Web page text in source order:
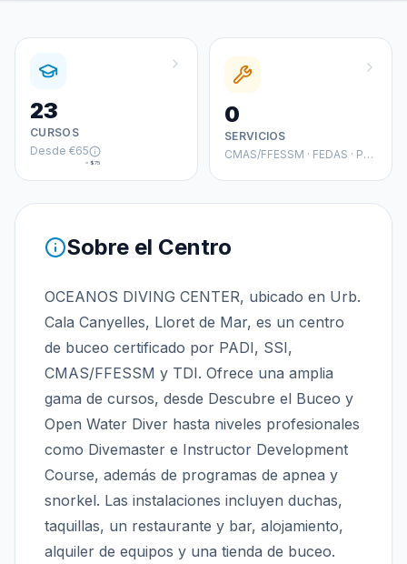
23
CURSOS
Desde €65
≈ $75
0
SERVICIOS
CMAS/FFESSM · FEDAS · PADI
Sobre el Centro
OCEANOS DIVING CENTER, ubicado en Urb.
Cala Canyelles, Lloret de Mar, es un centro
de buceo certificado por PADI, SSI,
CMAS/FFESSM y TDI. Ofrece una amplia
gama de cursos, desde Descubre el Buceo y
Open Water Diver hasta niveles profesionales
como Divemaster e Instructor Development
Course, además de programas de apnea y
snorkel. Las instalaciones incluyen duchas,
taquillas, un restaurante y bar, alojamiento,
alquiler de equipos y una tienda de buceo.